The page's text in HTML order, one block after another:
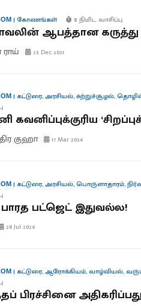
| கோணங்கள் 8 நிமிட வாசிப்பு
ஆபத்தான கருத்து
23 Dec 2021
| கட்டுரை,அரசியல்,சுற்றுச்சூழல்,
குஹா 17 Mar 2024
| கட்டுரை,அரசியல்,பொருளாதாரம்,
பட்ஜெட் இதுவல்ல!
28 Jul 2024
| கட்டுரை,ஆரோக்கியம், வாழ்வியல்,
பிரச்சினை